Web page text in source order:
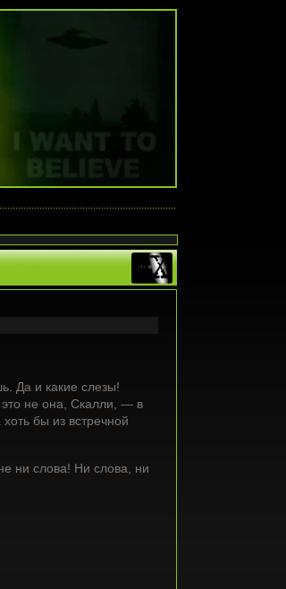
Да и какие слезы!
это не она, Скалли, — в
бы из встречной
ни слова! Ни слова, ни